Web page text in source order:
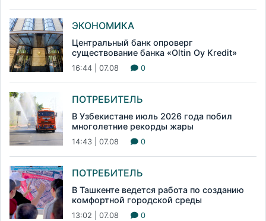
ЭКОНОМИКА
Центральный банк опроверг
существование банка «Oltin Oy Kredit»
16:44 | 07.08 0
ПОТРЕБИТЕЛЬ
В Узбекистане июль 2026 года побил
многолетние рекорды жары
14:43 | 07.08 0
ПОТРЕБИТЕЛЬ
В Ташкенте ведется работа по созданию
комфортной городской среды
13:02 | 07.08 0